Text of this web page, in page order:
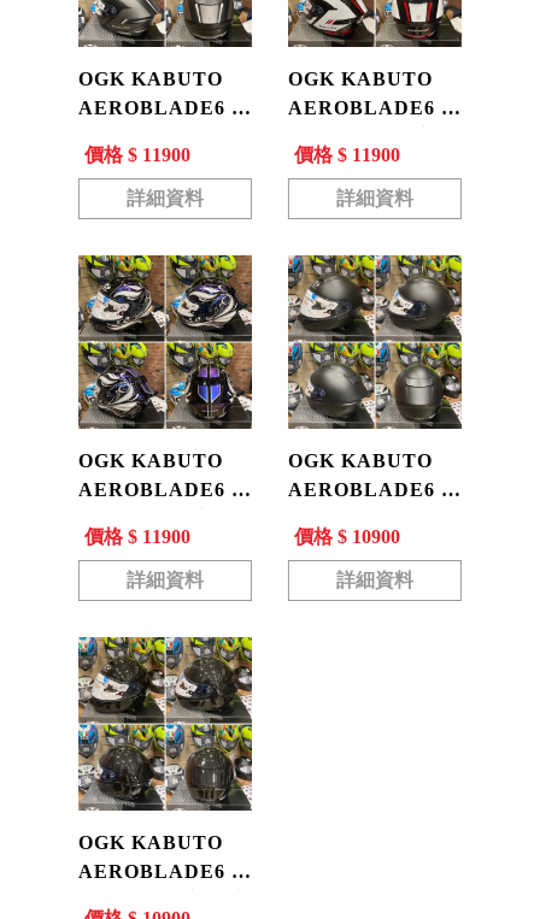
OGK KABUTO
AEROBLADE6 空
黑/灰 空刀6 進口
全罩 公司貨 現貨
價格 $ 11900
詳細資料
OGK KABUTO
AEROBLADE6 空
紅白 空刀6 進口 全
罩 公司貨 現貨
價格 $ 11900
詳細資料
OGK KABUTO
AEROBLADE6 空
紫 變色彩繪 空刀6
進口 公司貨 現貨
價格 $ 11900
詳細資料
OGK KABUTO
AEROBLADE6 空
空刀6 進口 全罩 安
全帽 公司貨 現貨
價格 $ 10900
詳細資料
OGK KABUTO
AEROBLADE6 空